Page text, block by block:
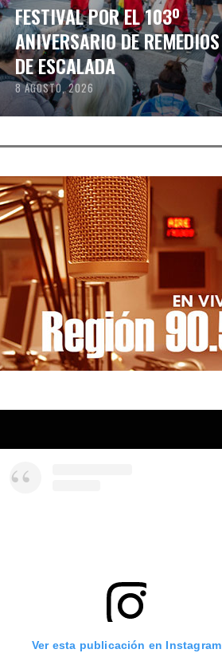
FESTIVAL POR EL 103º
ANIVERSARIO DE REMEDIOS
DE ESCALADA
8 AGOSTO, 2026
Ver esta publicación en Instagram